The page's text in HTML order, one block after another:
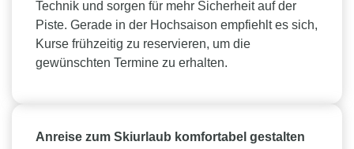
Technik und sorgen für mehr Sicherheit auf der
Piste. Gerade in der Hochsaison empfiehlt es sich,
Kurse frühzeitig zu reservieren, um die
gewünschten Termine zu erhalten.
Anreise zum Skiurlaub komfortabel gestalten